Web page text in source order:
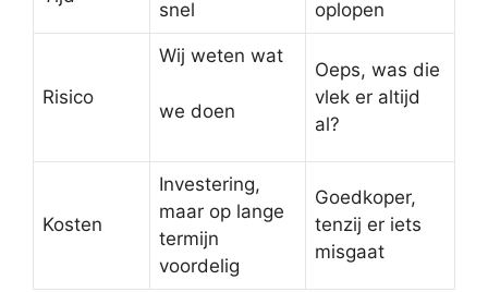
snel oplopen
Risico
Wij weten wat
we doen
Oeps, was die
vlek er altijd
al?
Kosten
Investering,
maar op lange
termijn
voordelig
Goedkoper,
tenzij er iets
misgaat